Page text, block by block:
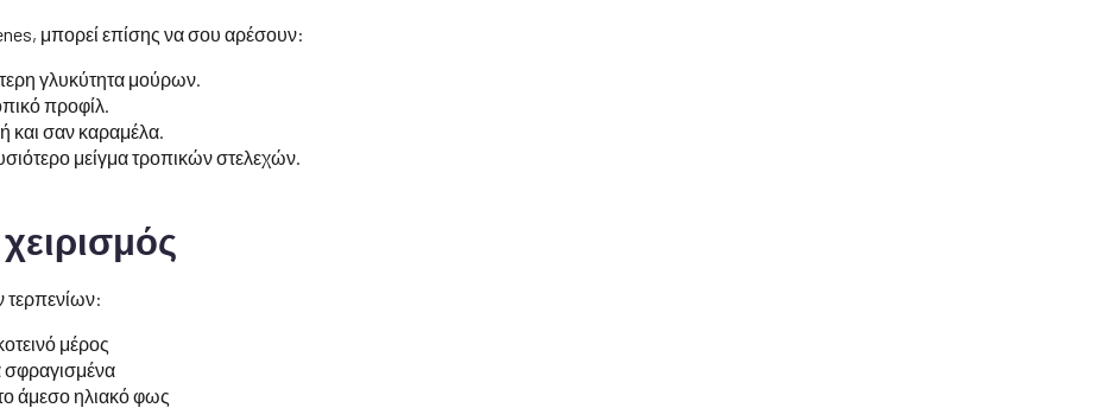
μπορεί επίσης να σου αρέσουν:
γλυκύτητα μούρων.
προφίλ.
και σαν καραμέλα.
μείγμα τροπικών στελεχών.
τερπενίων:
μέρος
σφραγισμένα
άμεσο ηλιακό φως